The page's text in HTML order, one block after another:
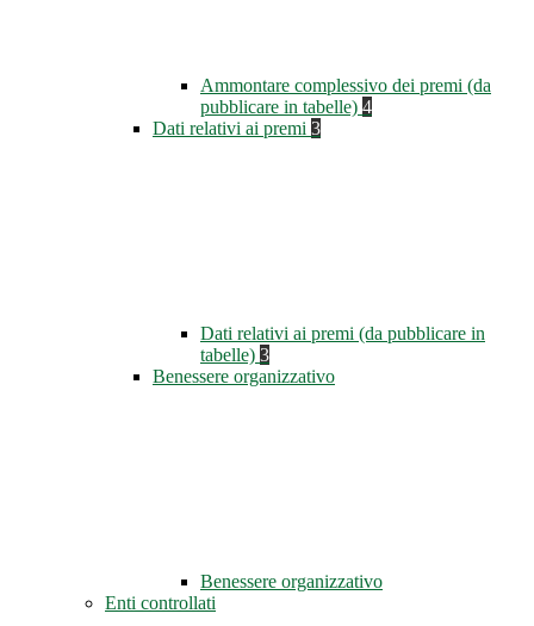
Ammontare complessivo dei premi (da
pubblicare in tabelle) 4
Dati relativi ai premi 3
Dati relativi ai premi (da pubblicare in
tabelle) 3
Benessere organizzativo
Benessere organizzativo
Enti controllati